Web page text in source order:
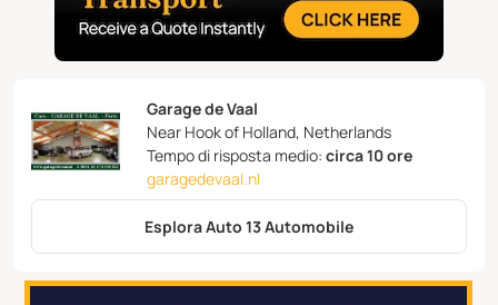
Garage de Vaal
Near Hook of Holland, Netherlands
Tempo di risposta medio: circa 10 ore
garagedevaal.nl
Esplora Auto 13 Automobile